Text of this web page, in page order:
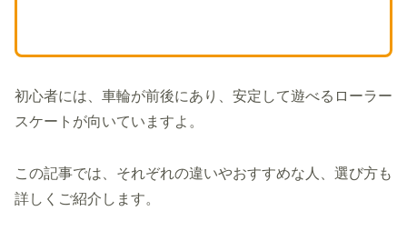
初心者には、車輪が前後にあり、安定して遊べるローラー
スケートが向いていますよ。
この記事では、それぞれの違いやおすすめな人、選び方も
詳しくご紹介します。